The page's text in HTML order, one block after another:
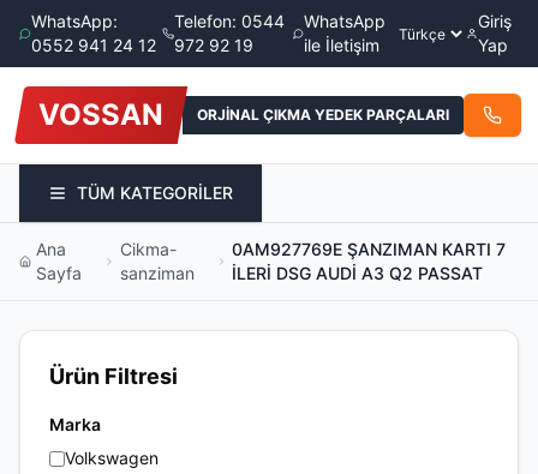
WhatsApp:
0552 941 24 12
Telefon: 0544
972 92 19
WhatsApp
ile İletişim
Giriş
Yap
VOSSAN ORJİNAL ÇIKMA YEDEK PARÇALARI
TÜM KATEGORİLER
Ana
Sayfa
Cikma-
sanziman
0AM927769E ŞANZIMAN KARTI 7
İLERİ DSG AUDİ A3 Q2 PASSAT
Ürün Filtresi
Marka
Volkswagen